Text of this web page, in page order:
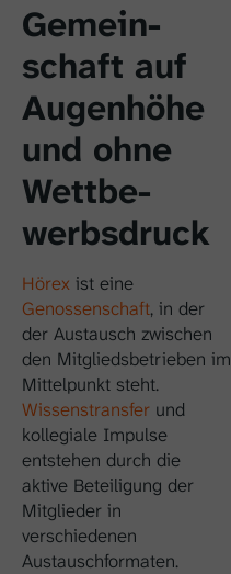
Gemein­
schaft auf
Augen­höhe
und ohne
Wett­be­
werbs­druck
Hörex ist eine
Genossenschaft, in der
der Austausch zwischen
den Mitgliedsbetrieben im
Mittelpunkt steht.
Wissenstransfer und
kollegiale Impulse
entstehen durch die
aktive Beteiligung der
Mitglieder in
verschiedenen
Austauschformaten.